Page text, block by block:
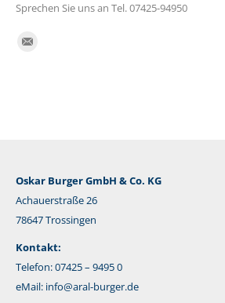
Sprechen Sie uns an Tel. 07425-94950
Finden Sie uns auf:
Oskar Burger GmbH & Co. KG
Achauerstraße 26
78647 Trossingen
Kontakt:
Telefon: 07425 – 9495 0
eMail: info@aral-burger.de